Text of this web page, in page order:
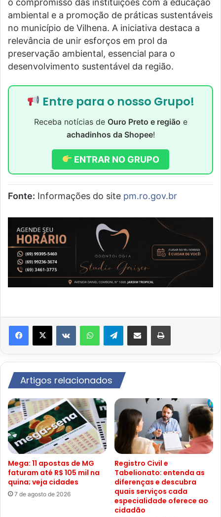
o compromisso das instituições com a educação
ambiental e a promoção de práticas sustentáveis
no município de Vilhena. A iniciativa destaca a
relevância de unir esforços em prol da
preservação ambiental, essencial para o
desenvolvimento sustentável da região.
Entre para o nosso Grupo!
Receba notícias de Ouro Preto e região e
achadinhos da Shopee!
ENTRAR NO GRUPO
Fonte: Informações do site pm.ro.gov.br
VK WhatsAppTelegramCompartilhar via e-mail Imprimir
Artigos relacionados
Mega: 11 apostas de MG
faturam até R$ 105 mil na
quina; veja cidades
7 de agosto de 2026
Registro Civil e
Tabelionato: entenda as
diferenças e descubra
quais serviços cada
especialidade oferece ao
cidadão